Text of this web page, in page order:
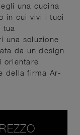
una cucina
in cui vivi i tuoi
tua
una soluzione
da un design
orientare
della firma Ar-